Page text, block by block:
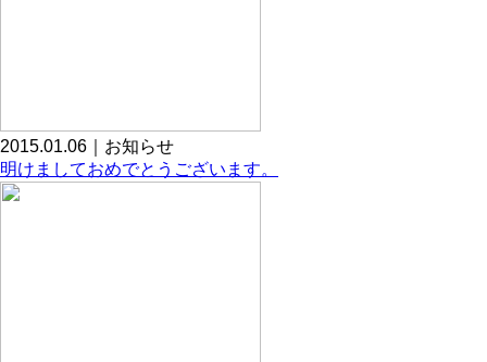
2015.01.06｜お知らせ
明けましておめでとうございます。